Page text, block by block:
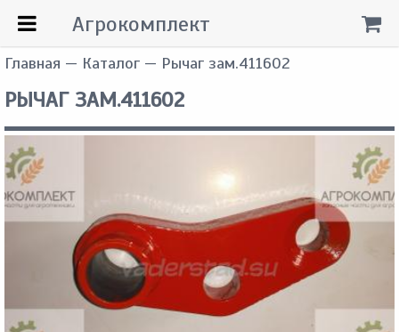
Главная — Каталог — Рычаг зам.411602
РЫЧАГ ЗАМ.411602
Агрокомплект